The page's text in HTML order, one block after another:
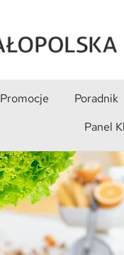
Promocje Poradnik
Panel